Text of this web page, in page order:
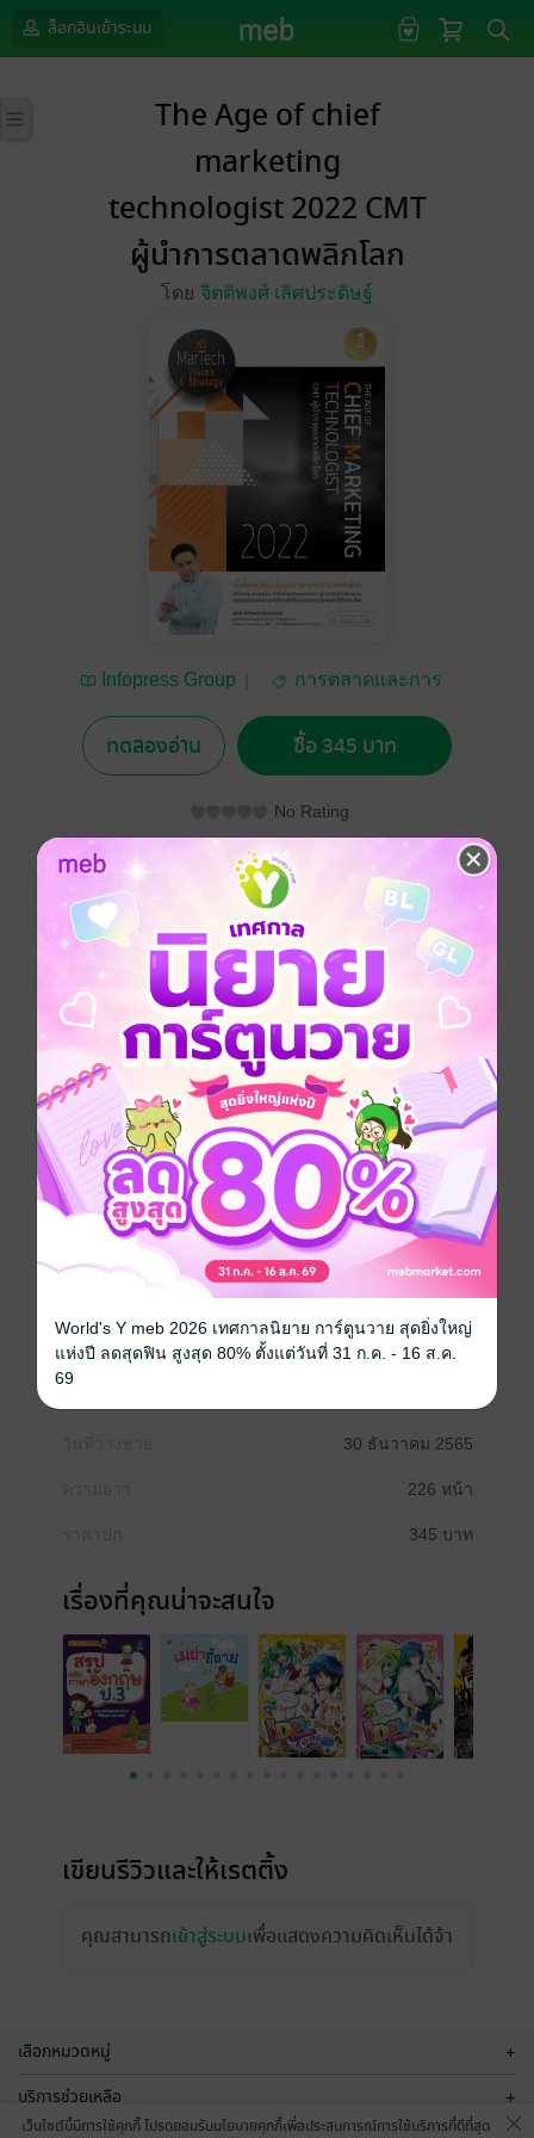
ล็อกอินเข้าระบบ
The Age of chief
marketing
technologist 2022 CMT
ผู้นำการตลาดพลิกโลก
โดย จิตติพงศ์ เลิศประดิษฐ์
Infopress Group
การตลาดและการ
ทดลองอ่าน ซื้อ 345 บาท
No Rating
อยากได้ ซื้อเป็นของขวัญ แชร์
"Re-Imaging Marketing In The Next Normal... เมื่อโลก
เปลี่ยนเร็วนัก การตลาดจึงต้องคิดใหม่ เข้าใจเทรนด์ของ
โลก เข้าใจเทรนด์ของมาร์เทค สู่การปรับตัวเพื่อความอยู่
รอด ด้วยการประยุกต์ใช้เทคโนโลยีเพื่อควบคุมโลกธุรกิจ
ให้ได้ก่อนใคร
หนังสือเล่มนี้จะเปิดภาพอนาคต เพื่อสร้าง ""ผู้บริหาร
เทคโนโลยีการตลาด"" หรือ ""CMT"" มาทำหน้าที่เป็นผู้นำ
การเปลี่ยนแปลงในการปรับใช้เทคโนโลยีการตลาด หรือ
MarTech ให้สอดคล้องกับเป้าหมายทางธุรกิจ ทั้งนี้เพื่อ
สร้างความได้เปรียบในการแข่งขันทางธุรกิจ"
การตลาด
30 ธันวาคม 2565
226 หน้า
345 บาท
เรื่องที่คุณน่าจะสนใจ
เขียนรีวิวและให้เรตติ้ง
คุณสามารถเข้าสู่ระบบเพื่อแสดงความคิดเห็นได้จ้า
เลือกหมวดหมู่ +
บริการช่วยเหลือ +
เว็บไซต์นี้มีการใช้คุกกี้ โปรดยอมรับนโยบายคุกกี้เพื่อประสบการณ์การใช้บริการที่ดีที่สุด
World's Y meb 2026 เทศกาลนิยาย การ์ตูนวาย สุดยิ่งใหญ่
แห่งปี ลดสุดฟิน สูงสุด 80% ตั้งแต่วันที่ 31 ก.ค. - 16 ส.ค.
69